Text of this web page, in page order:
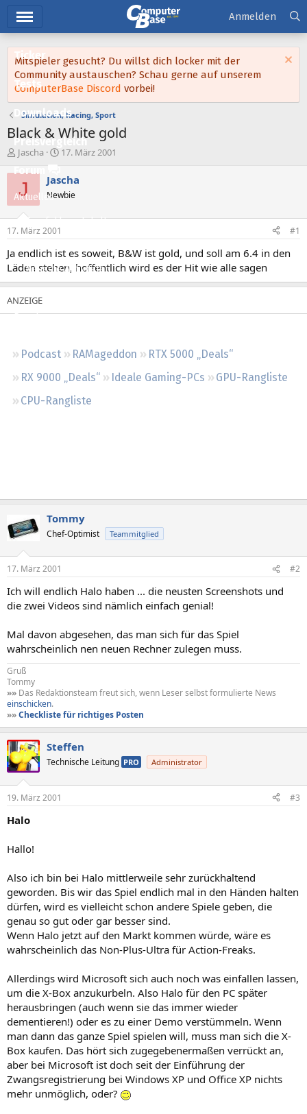
Ticker
Tests
Downloads
Preisvergleich
Forum
Aktuelles
Empfohlene Inhalte
Neueste Aktivitäten
Regeln
Podcast RAMageddon
RTX 5000 „Deals“
RX 9000 „Deals“
Ideale Gaming-PCs
GPU-Rangliste
CPU-Rangliste
Anmelden
Mitspieler gesucht? Du willst dich locker mit der
Community austauschen? Schau gerne auf unserem
ComputerBase Discord vorbei!
Simulation, Racing, Sport
Black & White gold
E
r
s
e
e
r
Jascha
E
s
e
t
a
17. März 2001
J Jascha
Newbie
17. März 2001 #1
Ja endlich ist es soweit, B&W ist gold, und soll am 6.4 in den
Läden stehen, hoffentlich wird es der Hit wie alle sagen
Tommy
Chef-Optimist Teammitglied
17. März 2001 #2
Ich will endlich Halo haben ... die neusten Screenshots und
die zwei Videos sind nämlich einfach genial!
Mal davon abgesehen, das man sich für das Spiel
wahrscheinlich nen neuen Rechner zulegen muss.
Gruß
Tommy
»» Das Redaktionsteam freut sich, wenn Leser selbst formulierte News
einschicken.
»»Checkliste für richtiges Posten
Steffen
Technische Leitung PRO Administrator
19. März 2001 #3
Halo
Hallo!
Also ich bin bei Halo mittlerweile sehr zurückhaltend
geworden. Bis wir das Spiel endlich mal in den Händen halten
dürfen, wird es vielleicht schon andere Spiele geben, die
genau so gut oder gar besser sind.
Wenn Halo jetzt auf den Markt kommen würde, wäre es
wahrscheinlich das Non-Plus-Ultra für Action-Freaks.
Allerdings wird Microsoft sich auch noch was einfallen lassen,
um die X-Box anzukurbeln. Also Halo für den PC später
herausbringen (auch wenn sie das immer wieder
dementieren!) oder es zu einer Demo verstümmeln. Wenn
man dann das ganze Spiel spielen will, muss man sich die X-
Box kaufen. Das hört sich zugegebenermaßen verrückt an,
aber bei Microsoft ist doch seit der Einführung der
Zwangsregistrierung bei Windows XP und Office XP nichts
mehr unmöglich, oder?